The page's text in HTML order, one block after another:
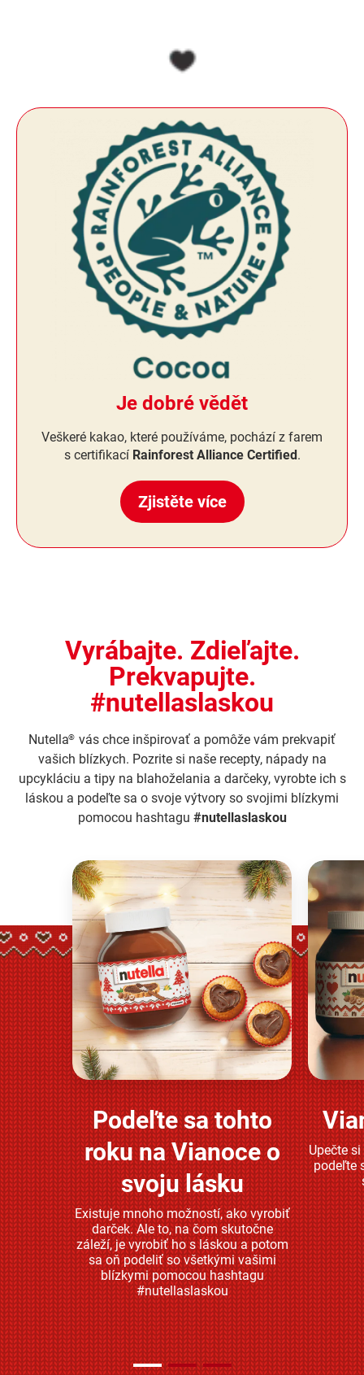
Je dobré vědět
Veškeré kakao, které používáme, pochází z farem
s certifikací Rainforest Alliance Certified .
Zjistěte více
Vyrábajte. Zdieľajte.
Prekvapujte.
#nutellaslaskou
Nutella® vás chce inšpirovať a pomôže vám prekvapiť
vašich blízkych. Pozrite si naše recepty, nápady na
upcykláciu a tipy na blahoželania a darčeky, vyrobte ich s
láskou a podeľte sa o svoje výtvory so svojimi blízkymi
pomocou hashtagu #nutellaslaskou
Zjistěte více
Podeľte sa tohto
roku na Vianoce o
svoju lásku
Existuje mnoho možností, ako vyrobiť
darček. Ale to, na čom skutočne
záleží, je vyrobiť ho s láskou a potom
sa oň podeliť so všetkými vašimi
blízkymi pomocou hashtagu
#nutellaslaskou
Upečte
podeľte